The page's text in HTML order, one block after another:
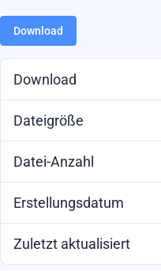
Download
Download
Dateigröße
Datei-Anzahl
Erstellungsdatum
Zuletzt aktualisiert